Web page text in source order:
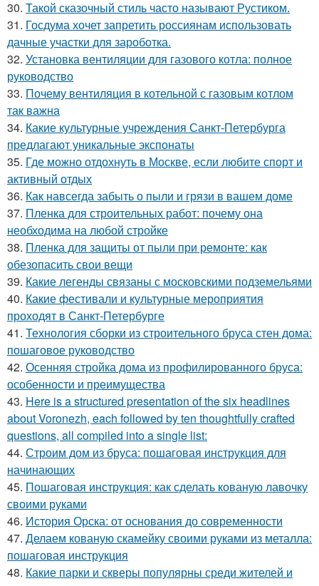
30. Такой сказочный стиль часто называют Рустиком.
31. Госдума хочет запретить россиянам использовать
дачные участки для зароботка.
32. Установка вентиляции для газового котла: полное
руководство
33. Почему вентиляция в котельной с газовым котлом
так важна
34. Какие культурные учреждения Санкт-Петербурга
предлагают уникальные экспонаты
35. Где можно отдохнуть в Москве, если любите спорт и
активный отдых
36. Как навсегда забыть о пыли и грязи в вашем доме
37. Пленка для строительных работ: почему она
необходима на любой стройке
38. Пленка для защиты от пыли при ремонте: как
обезопасить свои вещи
39. Какие легенды связаны с московскими подземельями
40. Какие фестивали и культурные мероприятия
проходят в Санкт-Петербурге
41. Технология сборки из строительного бруса стен дома:
пошаговое руководство
42. Осенняя стройка дома из профилированного бруса:
особенности и преимущества
43. Here is a structured presentation of the six headlines
about Voronezh, each followed by ten thoughtfully crafted
questions, all compiled into a single list:
44. Строим дом из бруса: пошаговая инструкция для
начинающих
45. Пошаговая инструкция: как сделать кованую лавочку
своими руками
46. История Орска: от основания до современности
47. Делаем кованую скамейку своими руками из металла:
пошаговая инструкция
48. Какие парки и скверы популярны среди жителей и